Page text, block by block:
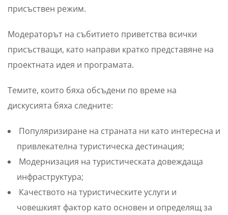
присъствен режим.
Модераторът на събитието приветства всички
присъстващи, като направи кратко представяне на
проектната идея и програмата.
Темите, които бяха обсъдени по време на
дискусията бяха следните:
Популяризиране на страната ни като интересна и
привлекателна туристическа дестинация;
Модернизация на туристическата довеждаща
инфраструктура;
Качеството на туристическите услуги и
човешкият фактор като основен и определящ за